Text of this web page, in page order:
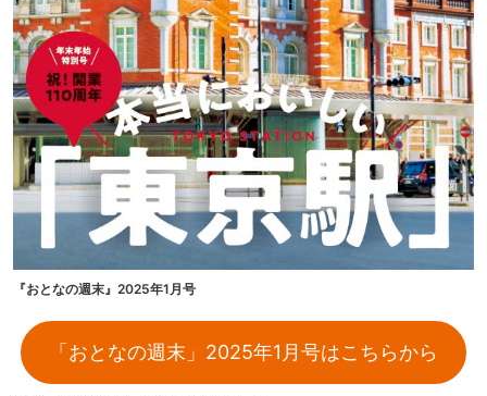
『おとなの週末』2025年1月号
「おとなの週末」2025年1月号はこちらから